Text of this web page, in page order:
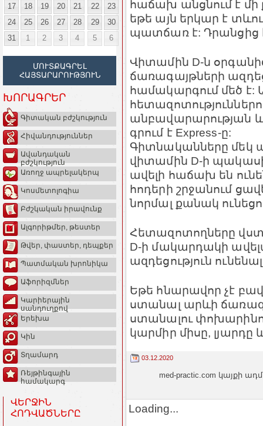
17
18 19 20 21 22
23
24
25 26 27 28 29
30
31
1 2 3 4 5 6
ՄՈՒՏՔԱԳՐԵԼ
ՀԱՅՏԱՐԱՐՈՒԹՅՈՒՆ
ԽՈՐԱԳՐԵՐ
Գիտական բժշկություն
Հիվանդություններ
Ավանդական
բժշկություն
Առողջ ապրելակերպ
Կոսմետոլոգիա
Բժշկական իրավունք
Ալգորիթմեր, թեստեր
Թվեր, փաստեր, դեպքեր
Պատմական խրոնիկա
Աֆորիզմներ
Կարիերային
սանդուղքով
Երեխա
Կին
Տղամարդ
Ռեյթինգային
համակարգ
ՎԵՐՋԻՆ
ՀՈԴՎԱԾՆԵՐԸ
հաճախ անցնում է
եթե այն երկար է
պատճառ է: Դրանցից
Վիտամին D-ն
ճառագայթների
համակարգում մեծ է:
անբավարարության
գրում է Express-ը:
Գիտնականները մեկ
վիտամին D-ի
ավելի հաճախ են
հոդերի շրջանում
նորմալ քանակ
Հետազոտողները
D-ի մակարդակի
ազդեցություն
Եթե հնարավոր չէ
ստանալ արևի
ստանալու
կարմիր միսը, լյարդը
03.12.2020
med-practic.com կայքի
Loading...